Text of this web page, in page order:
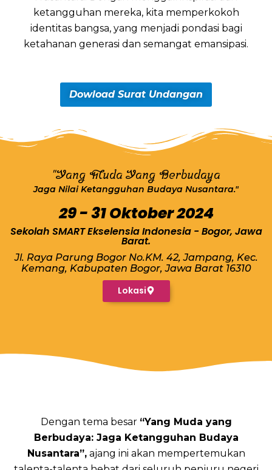
ketangguhan mereka, kita memperkokoh
identitas bangsa, yang menjadi pondasi bagi
ketahanan generasi dan semangat emansipasi.
Dowload Surat Undangan
"Yang Muda Yang Berbudaya
Jaga Nilai Ketangguhan Budaya Nusantara."
29 - 31 Oktober 2024
Sekolah SMART Ekselensia Indonesia - Bogor, Jawa
Barat.
Jl. Raya Parung Bogor No.KM. 42, Jampang, Kec.
Kemang, Kabupaten Bogor, Jawa Barat 16310
Lokasi
Dengan tema besar “Yang Muda yang
Berbudaya: Jaga Ketangguhan Budaya
Nusantara”,ajang ini akan mempertemukan